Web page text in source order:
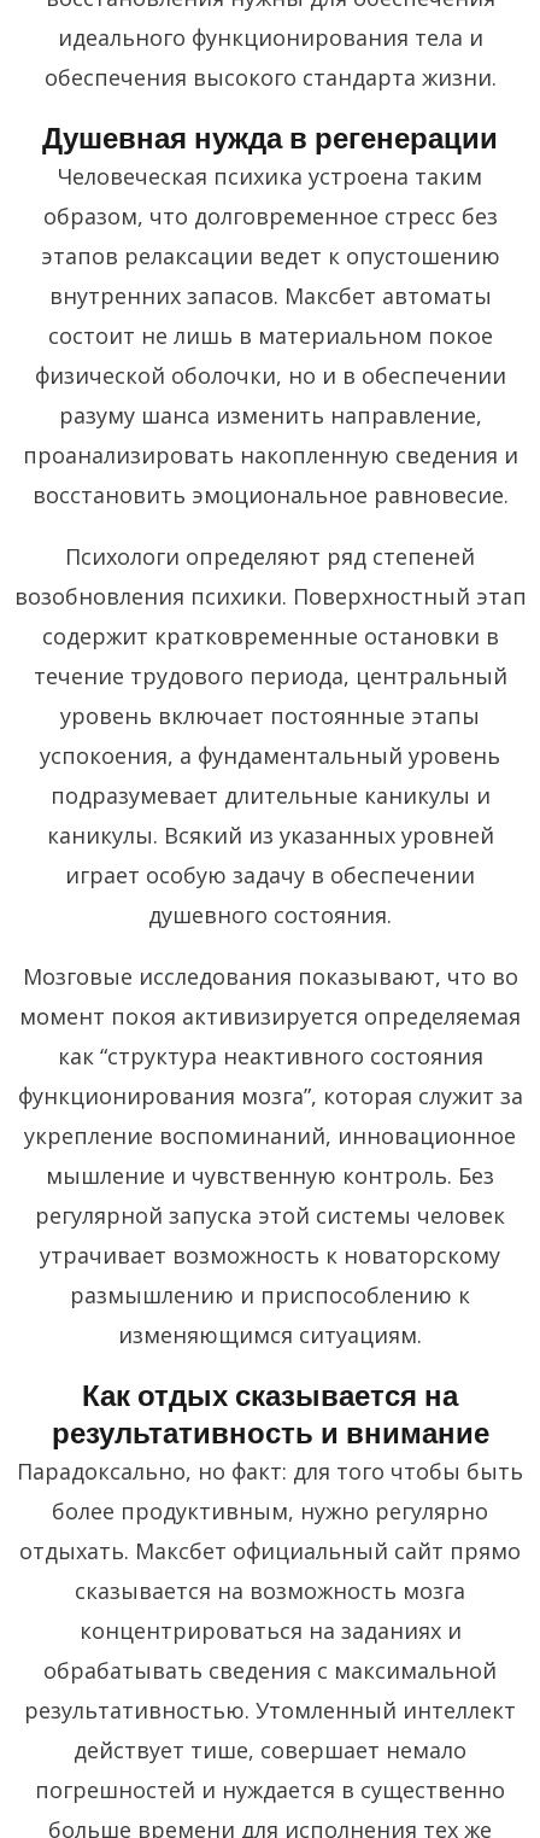
идеального функционирования тела и
обеспечения высокого стандарта жизни.
Душевная нужда в регенерации
Человеческая психика устроена таким
образом, что долговременное стресс без
этапов релаксации ведет к опустошению
внутренних запасов. Максбет автоматы
состоит не лишь в материальном покое
физической оболочки, но и в обеспечении
разуму шанса изменить направление,
проанализировать накопленную сведения и
восстановить эмоциональное равновесие.
Психологи определяют ряд степеней
возобновления психики. Поверхностный этап
содержит кратковременные остановки в
течение трудового периода, центральный
уровень включает постоянные этапы
успокоения, а фундаментальный уровень
подразумевает длительные каникулы и
каникулы. Всякий из указанных уровней
играет особую задачу в обеспечении
душевного состояния.
Мозговые исследования показывают, что во
момент покоя активизируется определяемая
как “структура неактивного состояния
функционирования мозга”, которая служит за
укрепление воспоминаний, инновационное
мышление и чувственную контроль. Без
регулярной запуска этой системы человек
утрачивает возможность к новаторскому
размышлению и приспособлению к
изменяющимся ситуациям.
Как отдых сказывается на
результативность и внимание
Парадоксально, но факт: для того чтобы быть
более продуктивным, нужно регулярно
отдыхать. Максбет официальный сайт прямо
сказывается на возможность мозга
концентрироваться на заданиях и
обрабатывать сведения с максимальной
результативностью. Утомленный интеллект
действует тише, совершает немало
погрешностей и нуждается в существенно
больше времени для исполнения тех же